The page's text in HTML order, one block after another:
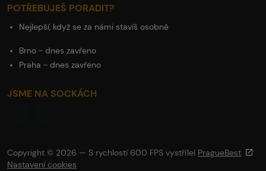
POTŘEBUJEŠ PORADIT?
Nejlepší, když se za námi stavíš osobně
Brno - dnes zavřeno
Praha - dnes zavřeno
JSME NA SOCKÁCH
Copyright © 2026 — S rychlostí 600 FPS vystřílel PragueBest
Nastavení cookies